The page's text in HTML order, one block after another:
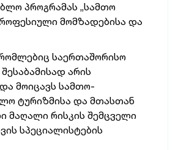
პროგრამას „სამთო
მომზადებისა და
საერთაშორისო
არის
მოიცავს სამთო-
ტურიზმისა და მთასთან
მაღალი რისკის შემცველი
სპეციალისტების